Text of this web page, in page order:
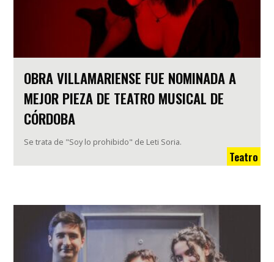
OBRA VILLAMARIENSE FUE NOMINADA A
MEJOR PIEZA DE TEATRO MUSICAL DE
CÓRDOBA
Se trata de "Soy lo prohibido" de Leti Soria.
Teatro